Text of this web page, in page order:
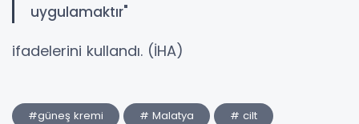
uygulamaktır"
ifadelerini kullandı. (İHA)
#güneş kremi # Malatya # cilt